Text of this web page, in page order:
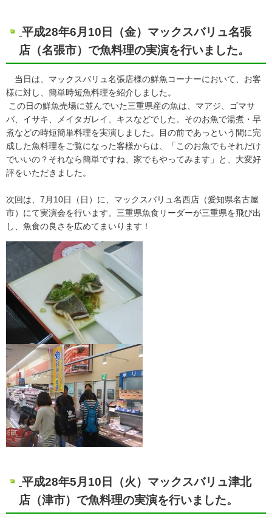
平成28年6月10日（金）マックスバリュ名張
店（名張市）で魚料理の実演を行いました。
当日は、マックスバリュ名張店様の鮮魚コーナーにおいて、お客
様に対し、簡単時短魚料理を紹介しました。
この日の鮮魚売場に並んでいた三重県産の魚は、マアジ、ゴマサ
バ、イサキ、メイタガレイ、キスなどでした。そのお魚で湯煮・早
煮などの時短簡単料理を実演しました。目の前であっという間に完
成した魚料理をご覧になった客様からは、「このお魚でもそれだけ
でいいの？それなら簡単ですね、家でもやってみます」と、大変好
評をいただきました。
次回は、7月10日（日）に、マックスバリュ名西店（愛知県名古屋
市）にて実演会を行います。三重県魚食リーダーが三重県を飛び出
し、魚食の良さを広めてまいります！
平成28年5月10日（火）マックスバリュ津北
店（津市）で魚料理の実演を行いました。